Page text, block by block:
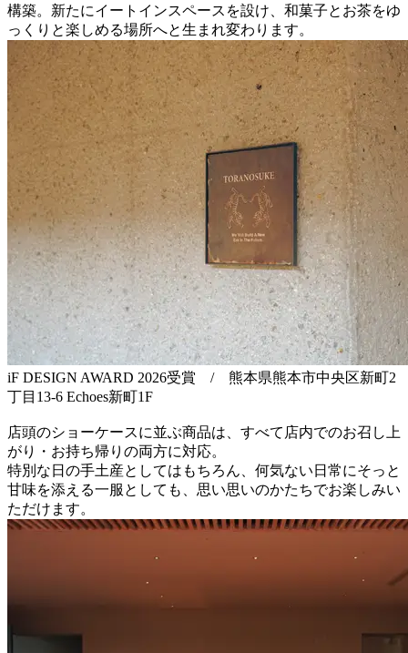
構築。新たにイートインスペースを設け、和菓子とお茶をゆ
っくりと楽しめる場所へと生まれ変わります。
iF DESIGN AWARD 2026受賞 / 熊本県熊本市中央区新町2
丁目13-6 Echoes新町1F
店頭のショーケースに並ぶ商品は、すべて店内でのお召し上
がり・お持ち帰りの両方に対応。
特別な日の手土産としてはもちろん、何気ない日常にそっと
甘味を添える一服としても、思い思いのかたちでお楽しみい
ただけます。